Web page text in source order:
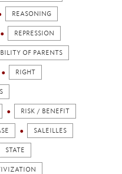
REASONING
REPRESSION
OF PARENTS
RIGHT
RISK / BENEFIT
SALEILLES
STATE